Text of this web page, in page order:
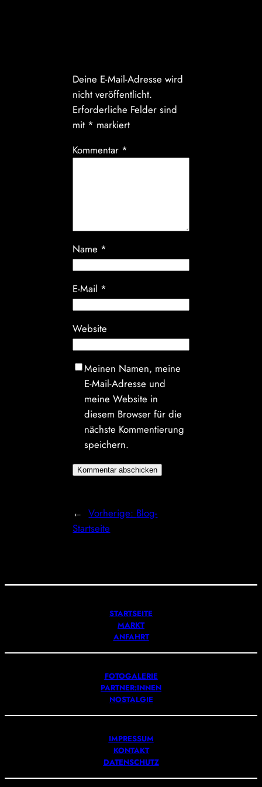
Deine E-Mail-Adresse wird
nicht veröffentlicht.
Erforderliche Felder sind
mit * markiert
Kommentar *
Name *
E-Mail *
Website
Meinen Namen, meine
E-Mail-Adresse und
meine Website in
diesem Browser für die
nächste Kommentierung
speichern.
← Vorherige: Blog-
Startseite
STARTSEITE
MARKT
ANFAHRT
FOTOGALERIE
PARTNER:INNEN
NOSTALGIE
IMPRESSUM
KONTAKT
DATENSCHUTZ